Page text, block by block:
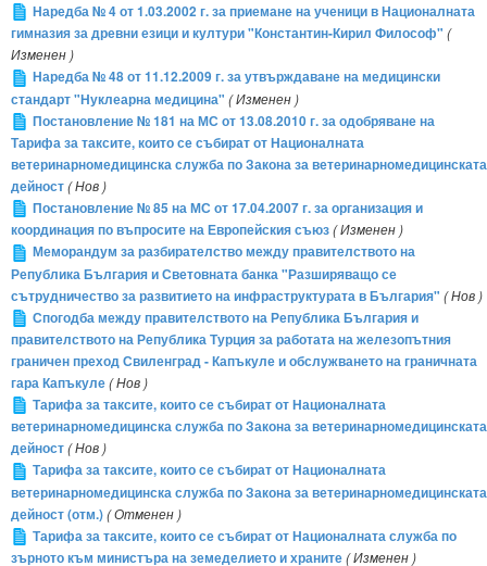
Наредба № 4 от 1.03.2002 г. за приемане на ученици в Националната
гимназия за древни езици и култури "Константин-Кирил Философ" (
Изменен )
Наредба № 48 от 11.12.2009 г. за утвърждаване на медицински
стандарт "Нуклеарна медицина" ( Изменен )
Постановление № 181 на МС от 13.08.2010 г. за одобряване на
Тарифа за таксите, които се събират от Националната
ветеринарномедицинска служба по Закона за ветеринарномедицинската
дейност( Нов )
Постановление № 85 на МС от 17.04.2007 г. за организация и
координация по въпросите на Европейския съюз( Изменен )
Меморандум за разбирателство между правителството на
Република България и Световната банка "Разширяващо се
сътрудничество за развитието на инфраструктурата в България" ( Нов )
Спогодба между правителството на Република България и
правителството на Република Турция за работата на железопътния
граничен преход Свиленград - Капъкуле и обслужването на граничната
гара Капъкуле( Нов )
Тарифа за таксите, които се събират от Националната
ветеринарномедицинска служба по Закона за ветеринарномедицинската
дейност( Нов )
Тарифа за таксите, които се събират от Националната
ветеринарномедицинска служба по Закона за ветеринарномедицинската
дейност (отм.)( Отменен )
Тарифа за таксите, които се събират от Националната служба по
зърното към министъра на земеделието и храните( Изменен )